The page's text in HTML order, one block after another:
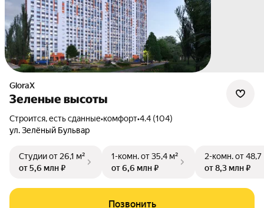
GloraX
Зеленые высоты
Строится, есть сданные•комфорт•4.4 (104)
ул. Зелёный Бульвар
Студииот 26,1 м²
от 5,6 млн ₽
1-комн.от 35,4 м²
от 6,6 млн ₽
2-комн.от 48,7
от 8,3 млн ₽
Позвонить